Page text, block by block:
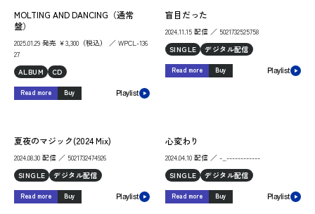
MOLTING AND DANCING（通常
盤）
2025.01.29 発売 ￥3,300（税込） ／ WPCL-136
27
ALBUM
CD
Read more Buy Playlist
盲目だった
2024.11.15 配信 ／ 5021732525758
SINGLE
デジタル配信
Read more Buy Playlist
夏夜のマジック(2024 Mix)
2024.08.30 配信 ／ 5021732474926
SINGLE
デジタル配信
Read more Buy Playlist
心変わり
2024.04.10 配信 ／ -_------------
SINGLE
デジタル配信
Read more Buy Playlist